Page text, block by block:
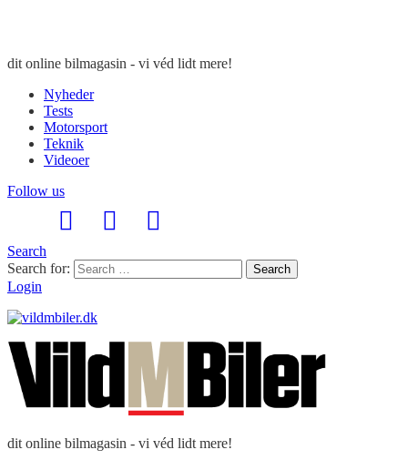
dit online bilmagasin - vi véd lidt mere!
Nyheder
Tests
Motorsport
Teknik
Videoer
Follow us
Search
Search for:
Search
Login
dit online bilmagasin - vi véd lidt mere!